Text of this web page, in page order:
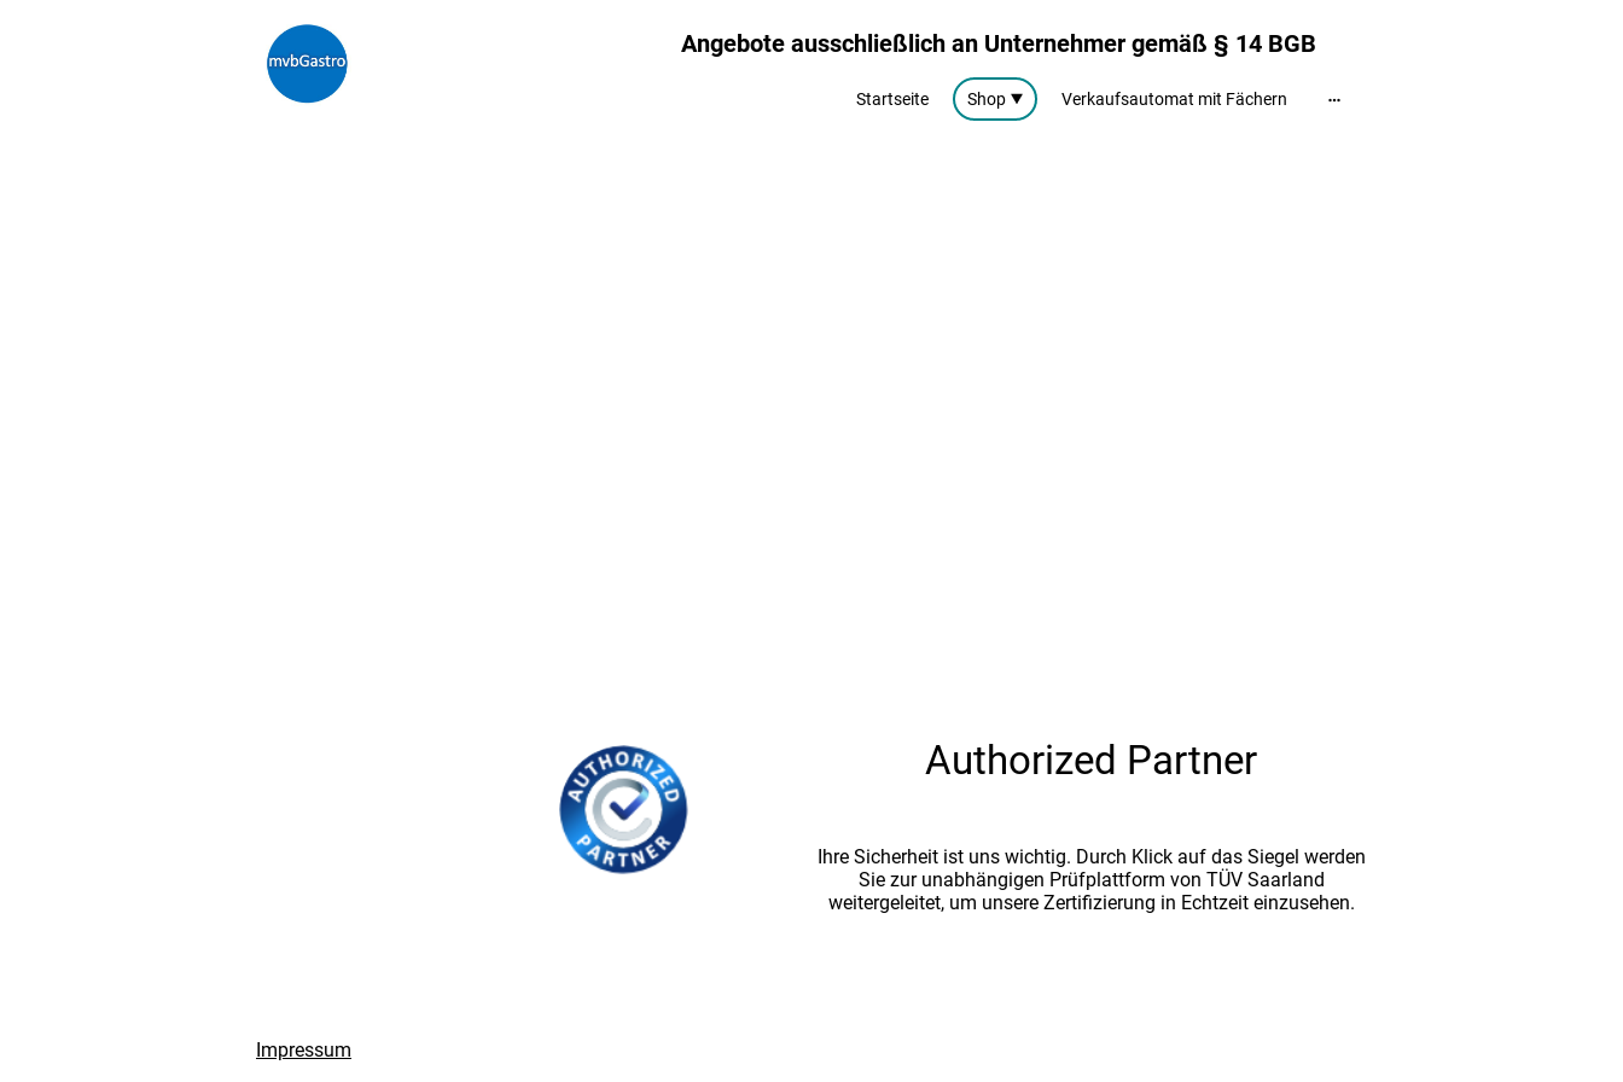
Angebote ausschließlich an Unternehmer gemäß § 14 BGB
Startseite Shop Verkaufsautomat mit Fächern
Authorized Partner
Ihre Sicherheit ist uns wichtig. Durch Klick auf das Siegel werden
Sie zur unabhängigen Prüfplattform von TÜV Saarland
weitergeleitet, um unsere Zertifizierung in Echtzeit einzusehen.
Impressum